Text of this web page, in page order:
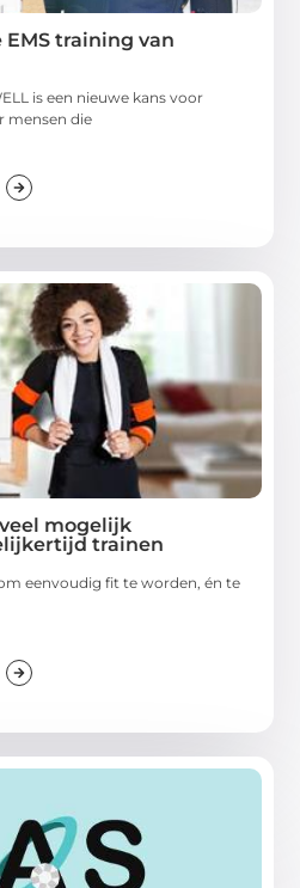
training van
is een nieuwe kans voor
mensen die
mogelijk
trainen
eenvoudig fit te worden, én te